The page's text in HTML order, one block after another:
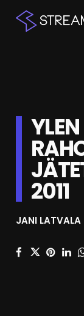
STREAMIT
SHOP
HAKU
YLEN
2011
JANI LATVALA